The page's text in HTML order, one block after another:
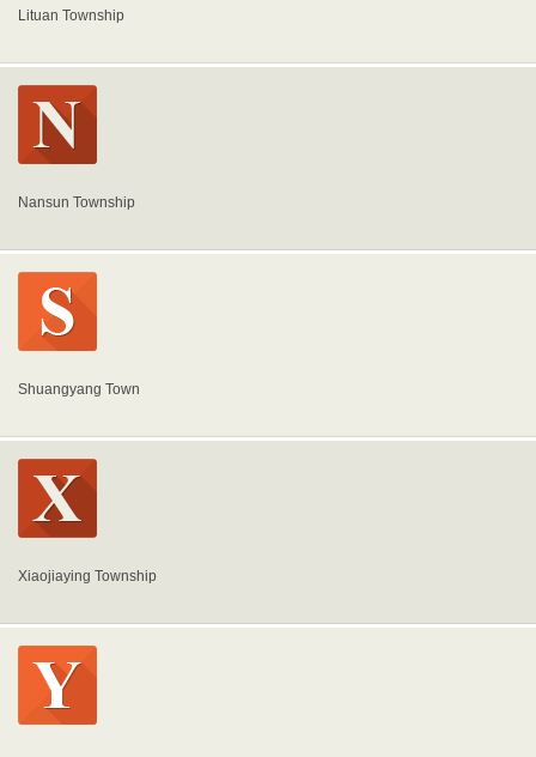
Lituan Township
Nansun Township
Shuangyang Town
Xiaojiaying Township